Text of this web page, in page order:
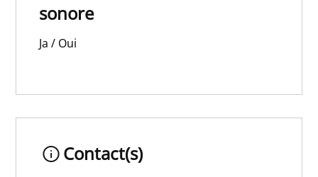
sonore
Ja / Oui
Contact(s)